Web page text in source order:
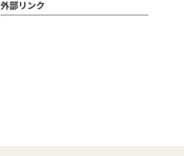
外部リンク